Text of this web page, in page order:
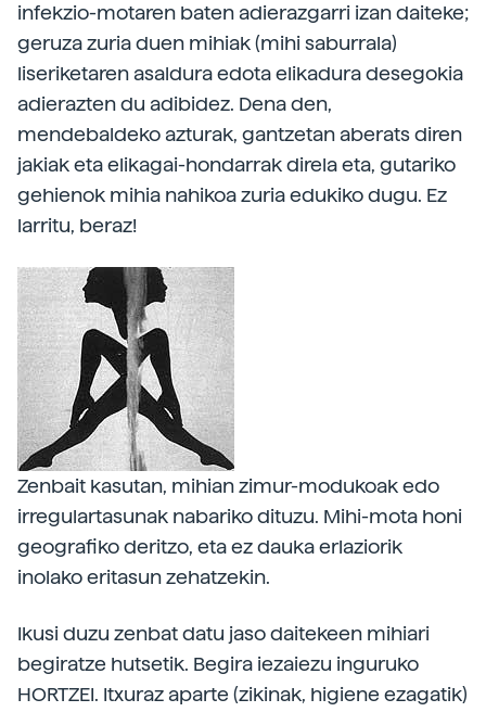
infekzio-motaren baten adierazgarri izan daiteke;
geruza zuria duen mihiak (mihi saburrala)
liseriketaren asaldura edota elikadura desegokia
adierazten du adibidez. Dena den,
mendebaldeko azturak, gantzetan aberats diren
jakiak eta elikagai-hondarrak direla eta, gutariko
gehienok mihia nahikoa zuria edukiko dugu. Ez
larritu, beraz!
Zenbait kasutan, mihian zimur-modukoak edo
irregulartasunak nabariko dituzu. Mihi-mota honi
geografiko deritzo, eta ez dauka erlaziorik
inolako eritasun zehatzekin.
Ikusi duzu zenbat datu jaso daitekeen mihiari
begiratze hutsetik. Begira iezaiezu inguruko
HORTZEI. Itxuraz aparte (zikinak, higiene ezagatik)